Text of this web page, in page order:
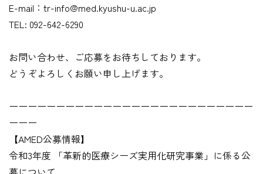
E-mail：tr-info@med.kyushu-u.ac.jp
TEL: 092-642-6290
お問い合わせ、ご応募をお待ちしております。
どうぞよろしくお願い申し上げます。
ーーーーーーーーーーーーーーーーーーーーーーーーーー
ーーー
【AMED公募情報】
令和3年度 「革新的医療シーズ実用化研究事業」に係る公